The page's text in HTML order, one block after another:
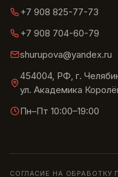
+7 908 825-77-73
+7 908 704-60-79
shurupova@yandex.ru
454004, РФ, г.
ул. Академика
Пн–Пт 10:00–19:00
СОГЛАСИЕ НА